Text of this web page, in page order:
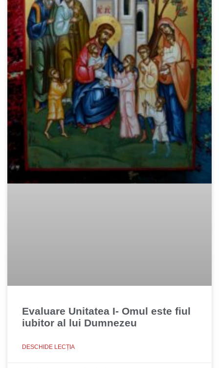
Evaluare Unitatea I- Omul este fiul
iubitor al lui Dumnezeu
DESCHIDE LECȚIA